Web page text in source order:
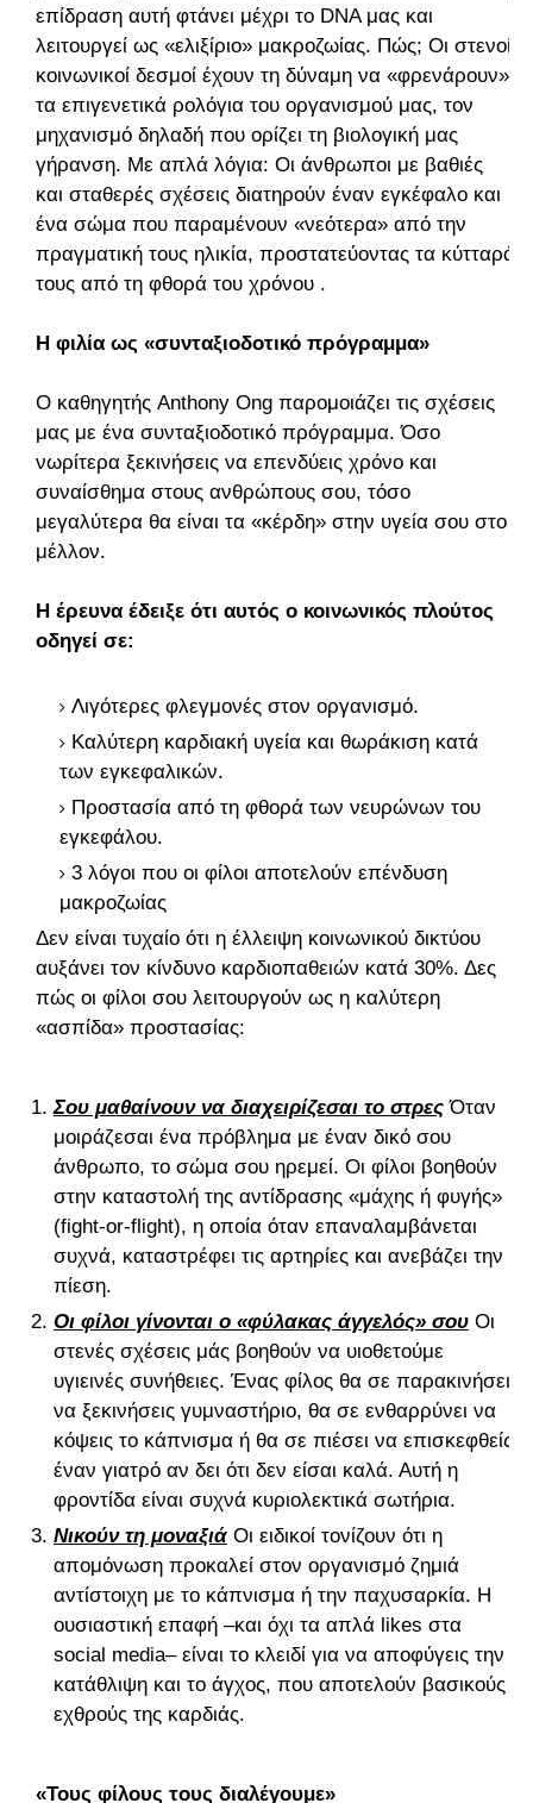
επίδραση αυτή φτάνει μέχρι το DNA μας και
λειτουργεί ως «ελιξίριο» μακροζωίας. Πώς; Οι στενοί
κοινωνικοί δεσμοί έχουν τη δύναμη να «φρενάρουν»
τα επιγενετικά ρολόγια του οργανισμού μας, τον
μηχανισμό δηλαδή που ορίζει τη βιολογική μας
γήρανση. Με απλά λόγια: Οι άνθρωποι με βαθιές
και σταθερές σχέσεις διατηρούν έναν εγκέφαλο και
ένα σώμα που παραμένουν «νεότερα» από την
πραγματική τους ηλικία, προστατεύοντας τα κύτταρά
τους από τη φθορά του χρόνου .
Η φιλία ως «συνταξιοδοτικό πρόγραμμα»
Ο καθηγητής Anthony Ong παρομοιάζει τις σχέσεις
μας με ένα συνταξιοδοτικό πρόγραμμα. Όσο
νωρίτερα ξεκινήσεις να επενδύεις χρόνο και
συναίσθημα στους ανθρώπους σου, τόσο
μεγαλύτερα θα είναι τα «κέρδη» στην υγεία σου στο
μέλλον.
Η έρευνα έδειξε ότι αυτός ο κοινωνικός πλούτος
οδηγεί σε:
Λιγότερες φλεγμονές στον οργανισμό.
Καλύτερη καρδιακή υγεία και θωράκιση κατά
των εγκεφαλικών.
Προστασία από τη φθορά των νευρώνων του
εγκεφάλου.
3 λόγοι που οι φίλοι αποτελούν επένδυση
μακροζωίας
Δεν είναι τυχαίο ότι η έλλειψη κοινωνικού δικτύου
αυξάνει τον κίνδυνο καρδιοπαθειών κατά 30%. Δες
πώς οι φίλοι σου λειτουργούν ως η καλύτερη
«ασπίδα» προστασίας:
Σου μαθαίνουν να διαχειρίζεσαι το στρες Όταν
μοιράζεσαι ένα πρόβλημα με έναν δικό σου
άνθρωπο, το σώμα σου ηρεμεί. Οι φίλοι βοηθούν
στην καταστολή της αντίδρασης «μάχης ή φυγής»
(fight-or-flight), η οποία όταν επαναλαμβάνεται
συχνά, καταστρέφει τις αρτηρίες και ανεβάζει την
πίεση.
Οι φίλοι γίνονται ο «φύλακας άγγελός» σου Οι
στενές σχέσεις μάς βοηθούν να υιοθετούμε
υγιεινές συνήθειες. Ένας φίλος θα σε παρακινήσει
να ξεκινήσεις γυμναστήριο, θα σε ενθαρρύνει να
κόψεις το κάπνισμα ή θα σε πιέσει να επισκεφθείς
έναν γιατρό αν δει ότι δεν είσαι καλά. Αυτή η
φροντίδα είναι συχνά κυριολεκτικά σωτήρια.
Νικούν τη μοναξιά Οι ειδικοί τονίζουν ότι η
απομόνωση προκαλεί στον οργανισμό ζημιά
αντίστοιχη με το κάπνισμα ή την παχυσαρκία. Η
ουσιαστική επαφή –και όχι τα απλά likes στα
social media– είναι το κλειδί για να αποφύγεις την
κατάθλιψη και το άγχος, που αποτελούν βασικούς
εχθρούς της καρδιάς.
«Τους φίλους τους διαλέγουμε»